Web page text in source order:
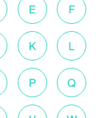
E F
K L
P Q